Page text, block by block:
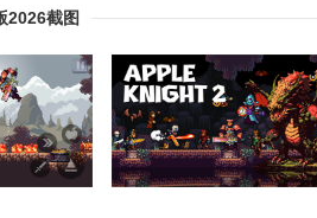
2026截图